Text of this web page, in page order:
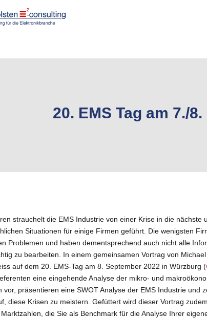
20. EMS Tag am 7./
strauchelt die EMS Industrie von einer Krise in die nächste
Situationen für einige Firmen geführt. Die wenigsten
Problemen und haben dementsprechend auch nicht alle
zu bearbeiten. In einem gemeinsamen Vortrag von
auf dem 20. EMS-Tag am 8. September 2022 in Würzburg (
eine eingehende Analyse der mikro- und
vor, präsentieren eine SWOT Analyse der EMS Industrie und
diese Krisen zu meistern. Gefüttert wird dieser Vortrag
die Sie als Benchmark für die Analyse Ihrer